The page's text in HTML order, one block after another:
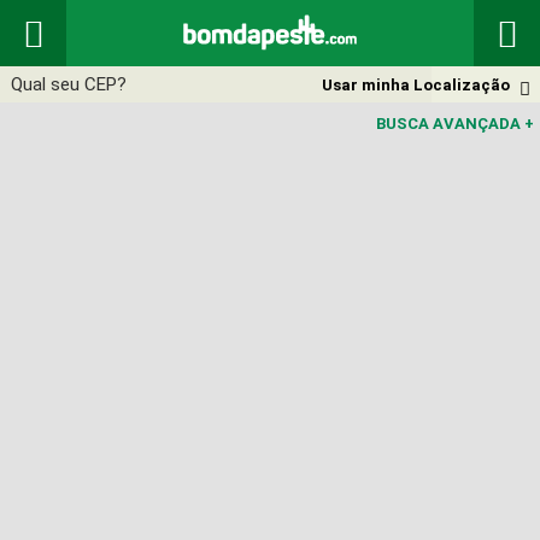
 

Usar minha Localização
BUSCA AVANÇADA +